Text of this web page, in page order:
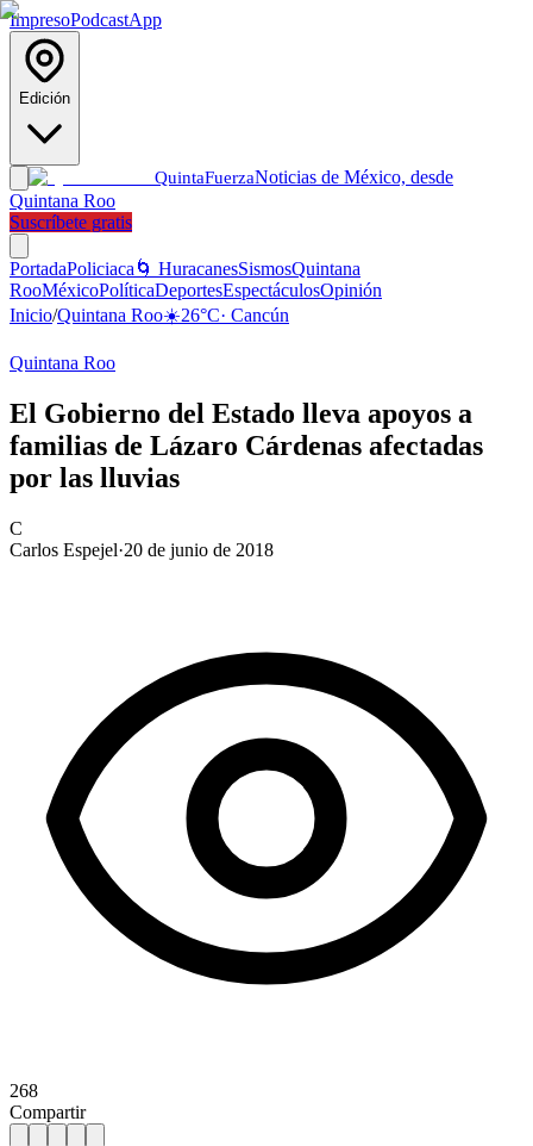
ImpresoPodcastApp
Edición
QuintaFuerzaNoticias de México, desde
Quintana Roo
Suscríbete gratis
PortadaPoliciaca 🌀 HuracanesSismosQuintana
RooMéxicoPolíticaDeportesEspectáculosOpinión
Inicio/Quintana Roo☀️26°C· Cancún
Quintana Roo
El Gobierno del Estado lleva apoyos a
familias de Lázaro Cárdenas afectadas
por las lluvias
C
Carlos Espejel·20 de junio de 2018
268
Compartir